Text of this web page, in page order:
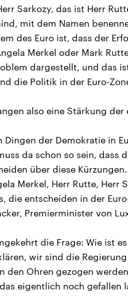
Sarkozy, das ist Herr
mit dem Namen
des Euro ist, dass der
Merkel oder Mark
dargestellt, und das
die Politik in der Euro-
also eine Stärkung
Dingen der Demokratie in
da schon so sein,
über diese
Merkel, Herr Rutte, Herr
die entscheiden in der
Premierminister von
die Frage: Wie ist
wir sind die
den Ohren gezogen
eigentlich noch gefallen